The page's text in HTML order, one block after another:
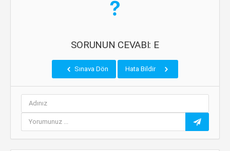
SORUNUN CEVABI: E
Sınava Dön Hata Bildir